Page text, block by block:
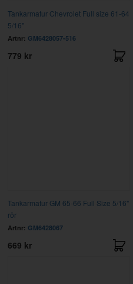
Tankarmatur Chevrolet Full size 61-64
5/16"
Artnr: GM6428057-516
779 kr
Tankarmatur GM 65-66 Full Size 5/16"
rör
Artnr: GM6428067
669 kr